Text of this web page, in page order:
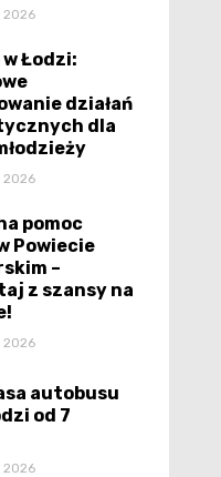
Łodzi:
działań
dla
pomoc
Powiecie
–
z szansy na
autobusu
od 7